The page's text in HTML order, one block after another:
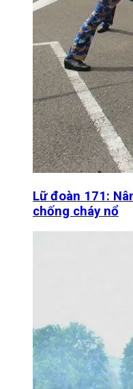
Lữ đoàn 171:
chống cháy nổ